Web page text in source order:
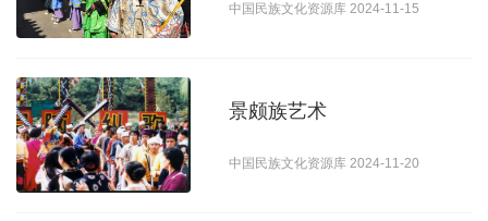
风味食谱 餐饮企业
传统工艺 手艺传人
传承基地 工艺产品
村镇
中国民族文化资源库 2024-11-15
景颇族艺术
中国民族文化资源库 2024-11-20